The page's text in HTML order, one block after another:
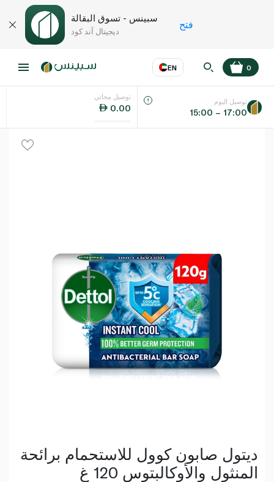
سبينس - تسوق البقالة
ديجيتال آند كود
فتح
EN
اللغة عر
0
توصيل مجاني
0.00
توصيل اليوم
15:00 – 17:00
ديتول صابون كوول للاستحمام برائحة
المنثول والأوكالبتوس 120 غ